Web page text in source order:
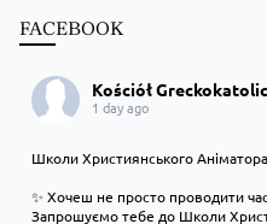
FACEBOOK
Kościół
1 day ago
Школи Християнського
✨ Хочеш не просто проводити
Запрошуємо тебе до Школи